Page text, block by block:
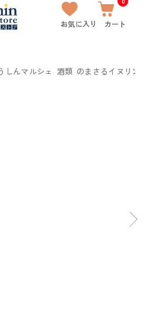
お気に入り カート
しんマルシェ 酒類 のまさるイヌリン